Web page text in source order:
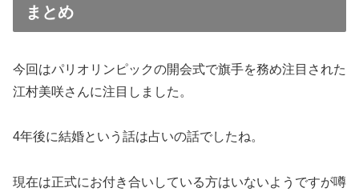
まとめ
今回はパリオリンピックの開会式で旗手を務め注目された
江村美咲さんに注目しました。
4年後に結婚という話は占いの話でしたね。
現在は正式にお付き合いしている方はいないようですが噂